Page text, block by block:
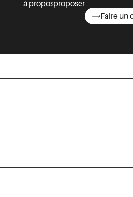
à proposproposer
Faire un